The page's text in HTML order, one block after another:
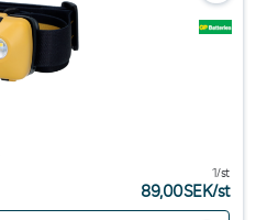
1/st
89,00SEK/st